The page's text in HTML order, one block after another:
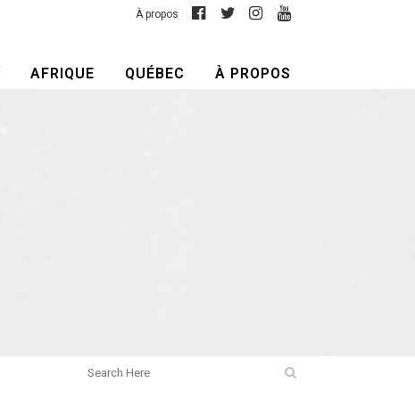
À propos
AFRIQUE QUÉBEC À PROPOS